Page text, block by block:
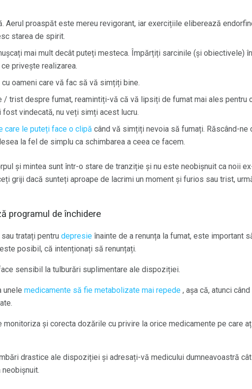
Aerul proaspăt este mereu revigorant, iar exercițiile eliberează
starea de spirit.
mai mult decât puteți mesteca. Împărțiți sarcinile (și obiectivele)
privește realizarea.
oameni care vă fac să vă simțiți bine.
/ trist despre fumat, reamintiți-vă că vă lipsiți de fumat mai ales pentru
fost vindecată, nu veți simți acest lucru.
care le puteți face o clipă când vă simțiți nevoia să fumați. Răscând-ne
la fel de simplu ca schimbarea a ceea ce facem.
și mintea sunt într-o stare de tranziție și nu este neobișnuit ca noii
griji dacă sunteți aproape de lacrimi un moment și furios sau trist,
programul de închidere
tratați pentru depresie înainte de a renunța la fumat, este important
posibil, că intenționați să renunțați.
sensibil la tulburări suplimentare ale dispoziției.
unele medicamente să fie metabolizate mai repede , așa că, atunci
monitoriza și corecta dozările cu privire la orice medicamente pe care
drastice ale dispoziției și adresați-vă medicului dumneavoastră